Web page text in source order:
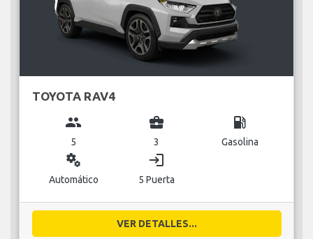
TOYOTA RAV4
group
5
business_center
3
local_gas_station
Gasolina
miscellaneous_services
Automático
login
5 Puerta
VER DETALLES...